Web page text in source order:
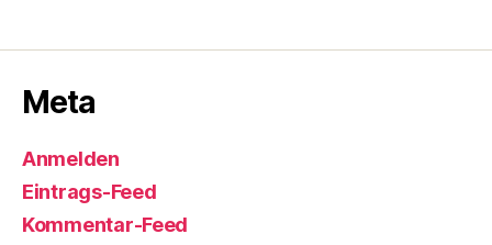
Meta
Anmelden
Eintrags-Feed
Kommentar-Feed